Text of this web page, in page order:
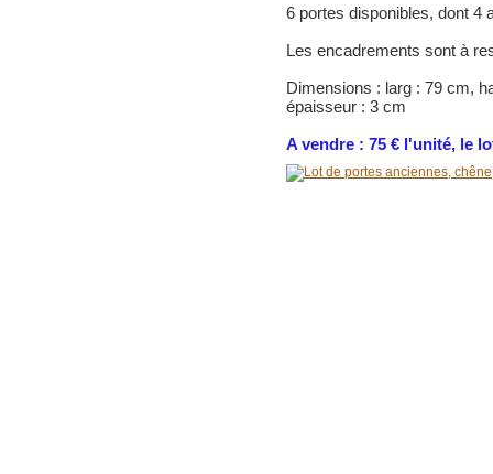
6 portes disponibles, dont 4
Les encadrements sont à
Dimensions : larg : 79 cm,
épaisseur : 3 cm
A vendre : 75 € l'unité, le